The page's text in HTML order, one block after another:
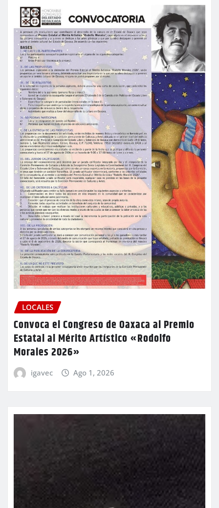
LOCALES
Convoca el Congreso de Oaxaca al Premio
Estatal al Mérito Artístico «Rodolfo
Morales 2026»
igavec Ago 1, 2026